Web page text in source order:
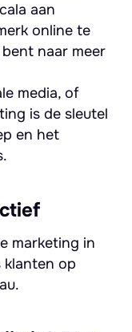
aan
online te
naar meer
media, of
is de sleutel
en het
marketing in
klanten op